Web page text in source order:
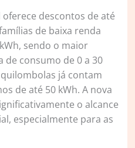
descontos de até
de baixa renda
sendo o maior
de consumo de 0 a 30
já contam
de até 50 kWh. A nova
o alcance
especialmente para as